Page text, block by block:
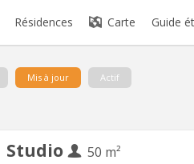
Résidences Carte Guide
Mis à jour Actif
Studio
50 m²